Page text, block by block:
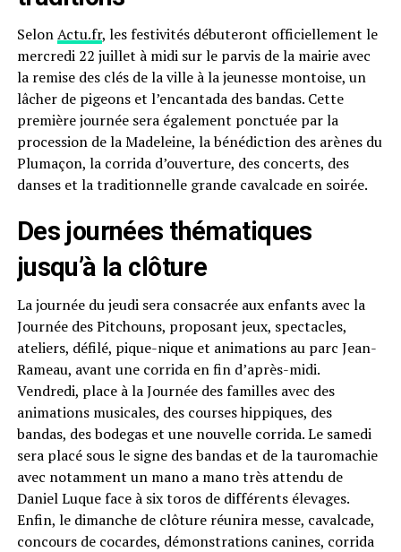
SelonActu.fr, les festivités débuteront officiellement le
mercredi 22 juillet à midi sur le parvis de la mairie avec
la remise des clés de la ville à la jeunesse montoise, un
lâcher de pigeons et l’encantada des bandas. Cette
première journée sera également ponctuée par la
procession de la Madeleine, la bénédiction des arènes du
Plumaçon, la corrida d’ouverture, des concerts, des
danses et la traditionnelle grande cavalcade en soirée.
Des journées thématiques
jusqu’à la clôture
La journée du jeudi sera consacrée aux enfants avec la
Journée des Pitchouns, proposant jeux, spectacles,
ateliers, défilé, pique-nique et animations au parc Jean-
Rameau, avant une corrida en fin d’après-midi.
Vendredi, place à la Journée des familles avec des
animations musicales, des courses hippiques, des
bandas, des bodegas et une nouvelle corrida. Le samedi
sera placé sous le signe des bandas et de la tauromachie
avec notamment un mano a mano très attendu de
Daniel Luque face à six toros de différents élevages.
Enfin, le dimanche de clôture réunira messe, cavalcade,
concours de cocardes, démonstrations canines, corrida